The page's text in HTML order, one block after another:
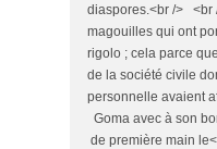
diaspores.<br /> <br
magouilles qui ont
rigolo ; cela parce
de la société civile
personnelle avaient
Goma avec à son
de première main